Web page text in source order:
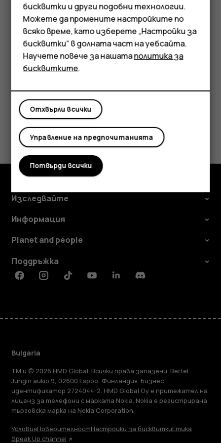
Мобилни телефони
Аксесоари
Таблети
блокиране на повиквания, фиксирано набиране или
затворена група абонати. – Ако мобилната мрежа не
е налична, може да опитате да извършите обаждане
през интернет, ако можете да се свържете с
интернет.
Полезен ли беше този отговор?
Да Не
Изследвайте
Информация
Planet and people
Поддръжка
FacebookInstagramTiktokYoutubeLinkedinDiscord
Bulgaria
TM и © 2026 HMD Global. Всички права запазени. Bertel
Jungin aukio 9, 02600 Espoo, Финландия. Бизнес
идентификатор 2724044-2. HMD Global Oy е притежател на
лиценз за телефони с марката Nokia. Nokia е регистрирана
търговска марка на Nokia Corporation.
УсловияПоверителностНастройки за бисквиткиЕтика
Speak Up channel
бисквитки и други подобни технологии.
Можете да промените настройките по
всяко време, като изберете „Настройки за
бисквитки“ в долната част на уебсайта.
Научете повече за нашатаполитика за
бисквитките.
Отхвърли всички
Управление на предпочитанията
Потвърди всички